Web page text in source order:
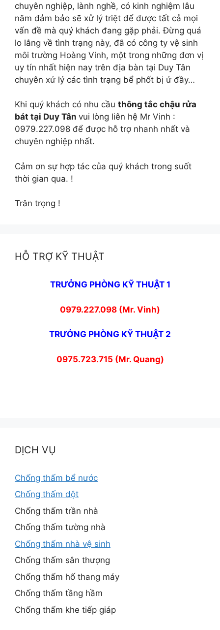
chuyên nghiệp, lành nghề, có kinh nghiệm lâu
năm đảm bảo sẽ xử lý triệt để được tất cả mọi
vấn đề mà quý khách đang gặp phải. Đừng quá
lo lắng về tình trạng này, đã có công ty vệ sinh
môi trường Hoàng Vinh, một trong những đơn vị
uy tín nhất hiện nay trên địa bàn tại Duy Tân
chuyên xử lý các tình trạng bể phốt bị ứ đầy…
Khi quý khách có nhu cầu thông tắc chậu rửa
bát tại Duy Tân vui lòng liên hệ Mr Vinh :
0979.227.098 để được hỗ trợ nhanh nhất và
chuyên nghiệp nhất.
Cảm ơn sự hợp tác của quý khách trong suốt
thời gian qua. !
Trân trọng !
HỖ TRỢ KỸ THUẬT
TRƯỞNG PHÒNG KỸ THUẬT 1
0979.227.098 (Mr. Vinh)
TRƯỞNG PHÒNG KỸ THUẬT 2
0975.723.715 (Mr. Quang)
DỊCH VỤ
Chống thấm bể nước
Chống thấm dột
Chống thấm trần nhà
Chống thấm tường nhà
Chống thấm nhà vệ sinh
Chống thấm sân thượng
Chống thấm hố thang máy
Chống thấm tầng hầm
Chống thấm khe tiếp giáp